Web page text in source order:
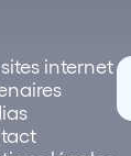
internet